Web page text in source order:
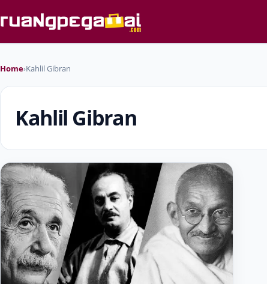
Home›Kahlil Gibran
Kahlil Gibran